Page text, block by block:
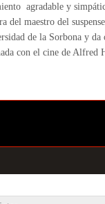
agradable y
del maestro del
de la Sorbona y da
con el cine de Alfred